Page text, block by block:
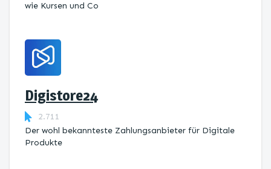
wie Kursen und Co
Digistore24
2.711
Der wohl bekannteste Zahlungsanbieter für Digitale
Produkte